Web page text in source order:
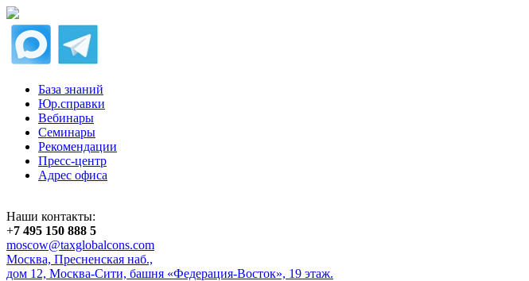
База знаний
Юр.справки
Вебинары
Семинары
Рекомендации
Пресс-центр
Адрес офиса
Наши контакты:
+7 495 150 888 5
moscow@taxglobalcons.com
Москва, Пресненская наб.,
дом 12, Москва-Сити, башня «Федерация-Восток», 19 этаж.